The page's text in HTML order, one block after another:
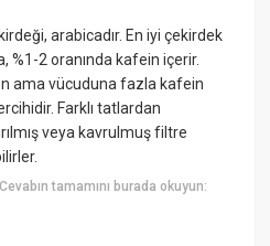
arabicadır. En iyi çekirdek
%1-2 oranında kafein içerir.
ama vücuduna fazla kafein
Farklı tatlardan
veya kavrulmuş filtre
Cevabın tamamını burada okuyun: